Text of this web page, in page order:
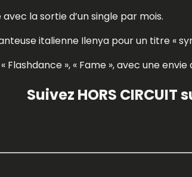
la sortie d’un single par mois.
italienne Ilenya pour un titre «
Flashdance », « Fame », avec une
Suivez HORS CIRCUIT